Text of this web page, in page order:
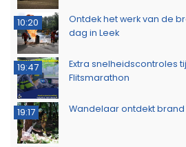
10:20
Ontdek het werk van de
dag in Leek
19:47
Extra snelheidscontroles
Flitsmarathon
19:17 Wandelaar ontdekt